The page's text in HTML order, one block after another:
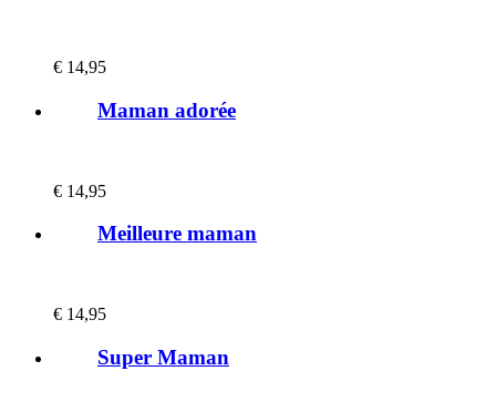
€ 14,95
Maman adorée
€ 14,95
Meilleure maman
€ 14,95
Super Maman